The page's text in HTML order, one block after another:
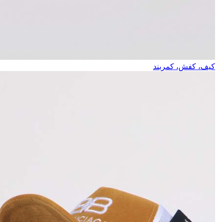
کیف، کفش، کمربند